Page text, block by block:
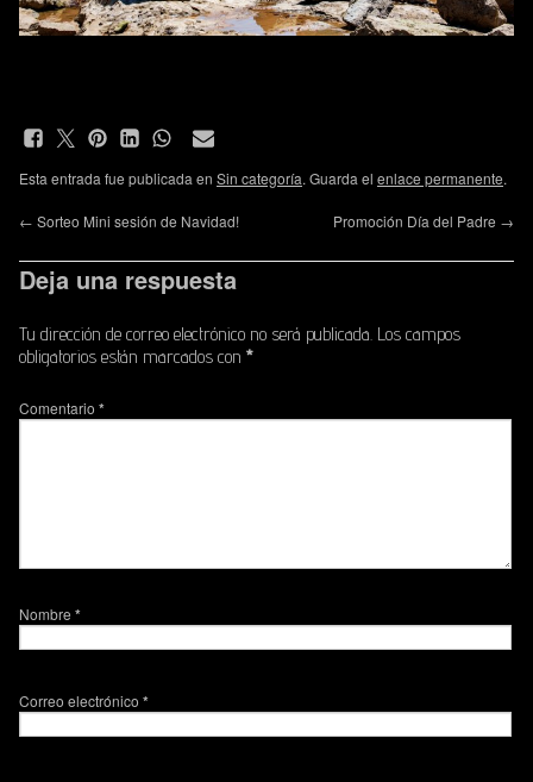
Esta entrada fue publicada en Sin categoría. Guarda el enlace permanente.
← Sorteo Mini sesión de Navidad! Promoción Día del Padre →
Deja una respuesta
Tu dirección de correo electrónico no será publicada. Los campos
obligatorios están marcados con *
Comentario *
Nombre *
Correo electrónico *